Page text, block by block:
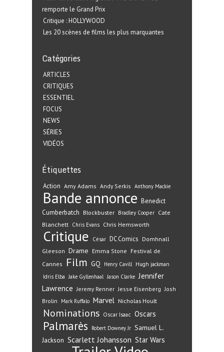
remporte le Grand Prix
Critique : HOLLYWOOD
Les 20 scènes de films les plus marquantes
Catégories
ARTICLES
CRITIQUES
ESSENTIEL
FOCUS
NEWS
SÉRIES
VIDÉOS
Étiquettes
Action Amy Adams Andy Serkis Anthony Mackie
Bande annonce Benedict
Cumberbatch Blockbuster Bradley Cooper Cate
Blanchett Chris Evans Chris Hemsworth
Critique César DC Comics Domhnall
Gleeson Drame Emma Stone Festival de
Cannes
Film GQ Henry Cavill Hugh jackman
Idris Elba Jake Gyllenhaal Jason Clarke Jennifer
Lawrence Jeremy Renner Jesse Eisenberg Josh
Brolin
Mark Ruffalo Marvel Nicholas Hoult
Nominations Oscar Isaac Oscars
Palmarès Robert Downey Jr Samuel L.
Jackson Scarlett Johansson Star Wars